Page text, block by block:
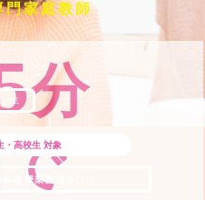
門家庭教師
分
・高校生 対象
体験授業実施中!! ／